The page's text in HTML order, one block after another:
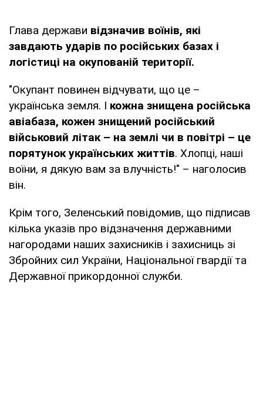
Глава держави відзначив воїнів, які
завдають ударів по російських базах і
логістиці на окупованій території.
"Окупант повинен відчувати, що це –
українська земля. І кожна знищена російська
авіабаза, кожен знищений російський
військовий літак – на землі чи в повітрі – це
порятунок українських життів. Хлопці, наші
воїни, я дякую вам за влучність!" – наголосив
він.
Крім того, Зеленський повідомив, що підписав
кілька указів про відзначення державними
нагородами наших захисників і захисниць зі
Збройних сил України, Національної гвардії та
Державної прикордонної служби.